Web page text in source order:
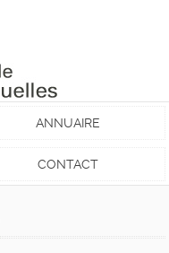
ANNUAIRE
CONTACT